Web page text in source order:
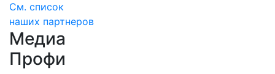
См. список
наших партнеров
Медиа
Профи